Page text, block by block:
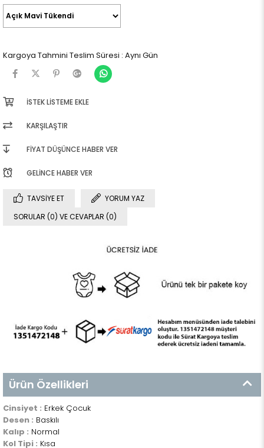
Kargoya Tahmini Teslim Süresi : Aynı Gün
İSTEK LISTEME EKLE
KARŞILAŞTIR
FIYAT DÜŞÜNCE HABER VER
GELINCE HABER VER
TAVSIYE ET
YORUM YAZ
SORULAR (0) VE CEVAPLAR (0)
Ürün Özellikleri
Cinsiyet : Erkek Çocuk
Desen : Baskılı
Kalıp : Normal
Kol Tipi : Kısa